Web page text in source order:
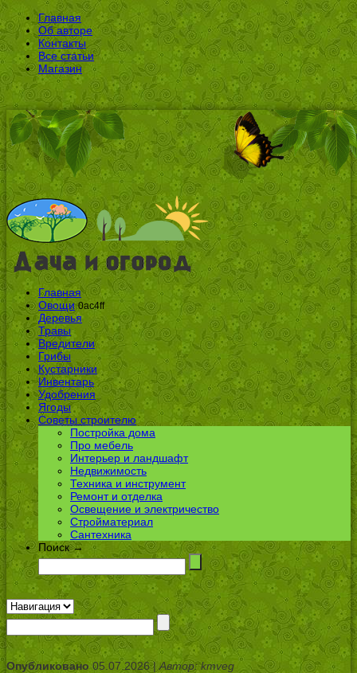
Главная
Об авторе
Контакты
Все статьи
Магазин
Главная
Овощи 0ac4ff
Деревья
Травы
Вредители
Грибы
Кустарники
Инвентарь
Удобрения
Ягоды
Советы строителю
Постройка дома
Про мебель
Интерьер и ландшафт
Недвижимость
Техника и инструмент
Ремонт и отделка
Освещение и электричество
Стройматериал
Сантехника
Поиск →
Опубликовано05.07.2026 |Автор: kmveg